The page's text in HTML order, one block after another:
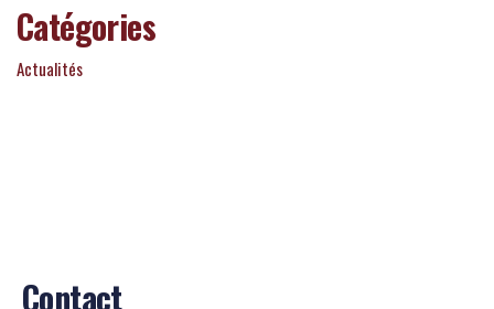
Catégories
Actualités
Contact